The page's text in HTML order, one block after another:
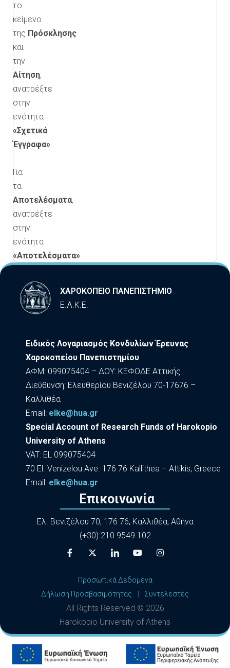
το
κείμενο
της Πρόσκλησης
και
την
Αίτηση,
ανατρέξτε
στην
ενότητα
«Σχετικά
Έγγραφα».
Για
τα
Αποτελέσματα,
ανατρέξτε
στην
ενότητα
«Αποτελέσματα».
ΧΑΡΟΚΟΠΕΙΟ ΠΑΝΕΠΙΣΤΗΜΙΟ
Ε.Λ.Κ.Ε.
Ειδικός Λογαριασμός Κονδυλίων Έρευνας
Χαροκοπείου Πανεπιστημίου
ΑΦΜ: 099075404 – ΔΟΥ: ΚΕΦΟΔΕ Αττικής
Διεύθυνση: Ελευθερίου Βενιζέλου 70-17676 –
Καλλιθέα
Εmail: elke@hua.gr
Special Account of Research Funds of Harokopio
University of Athens
VAT: EL 099075404
70 El. Venizelou Ave. 176 76 Kallithea – Attikis, Greece
Εmail: elke@hua.gr
Επικοινωνία
Ελ. Βενιζέλου 70, 176 76, Καλλιθέα, Αθήνα
(+30) 210 9549 102
Προσωπικά Δεδομένα
Δήλωση Προσβασιμότητας
Συντελεστές
All Rights Reserved © 2026
Harokopio University of Athens